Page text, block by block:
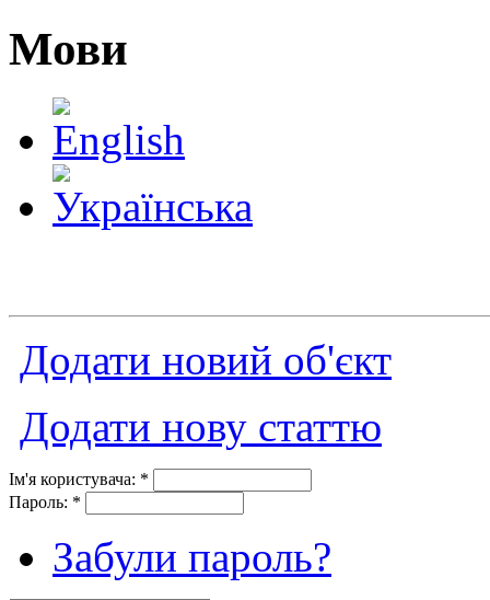
Мови
Додати новий об'єкт
Додати нову статтю
Ім'я користувача: *
Пароль: *
Забули пароль?